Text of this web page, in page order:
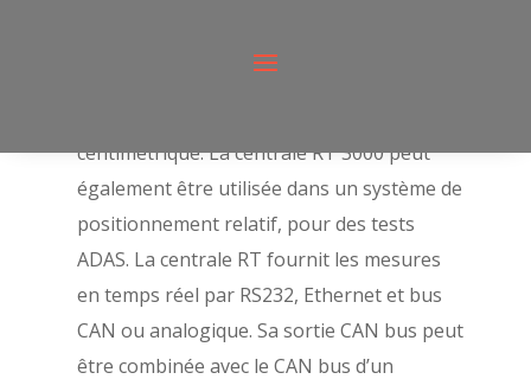
centimétrique. La centrale RT 3000 peut
également être utilisée dans un système de
positionnement relatif, pour des tests
ADAS. La centrale RT fournit les mesures
en temps réel par RS232, Ethernet et bus
CAN ou analogique. Sa sortie CAN bus peut
être combinée avec le CAN bus d’un